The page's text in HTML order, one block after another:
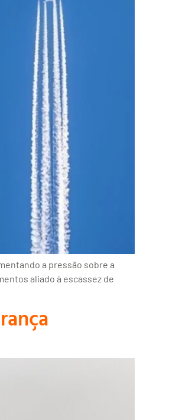
a pressão sobre a
aliado à escassez de